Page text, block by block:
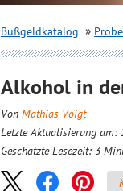
Bußgeldkatalog
Alkohol in
Von Mathias Voigt
Letzte Aktualisierung am:
Geschätzte Lesezeit: 3